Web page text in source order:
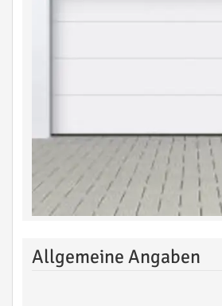
Allgemeine Angaben